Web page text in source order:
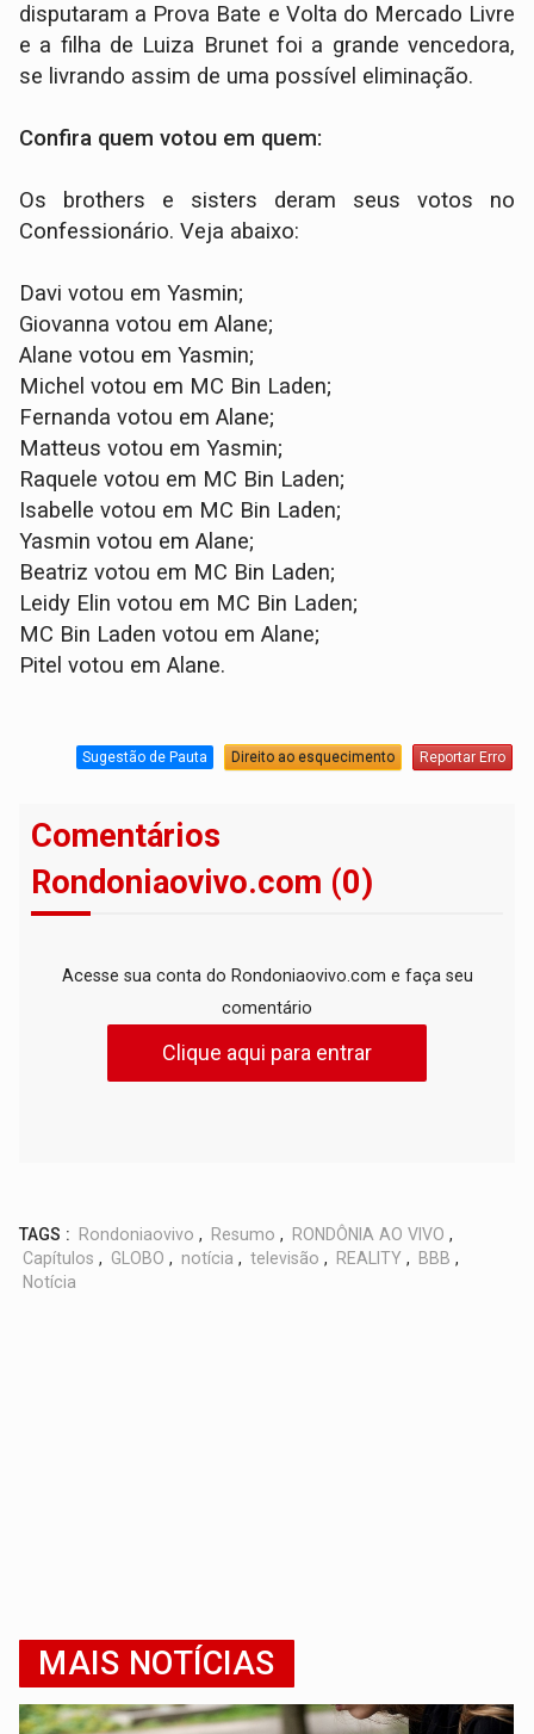
disputaram a Prova Bate e Volta do Mercado Livre
e a filha de Luiza Brunet foi a grande vencedora,
se livrando assim de uma possível eliminação.
Confira quem votou em quem:
Os brothers e sisters deram seus votos no
Confessionário. Veja abaixo:
Davi votou em Yasmin;
Giovanna votou em Alane;
Alane votou em Yasmin;
Michel votou em MC Bin Laden;
Fernanda votou em Alane;
Matteus votou em Yasmin;
Raquele votou em MC Bin Laden;
Isabelle votou em MC Bin Laden;
Yasmin votou em Alane;
Beatriz votou em MC Bin Laden;
Leidy Elin votou em MC Bin Laden;
MC Bin Laden votou em Alane;
Pitel votou em Alane.
Sugestão de Pauta Direito ao esquecimento Reportar Erro
Comentários
Rondoniaovivo.com (0)
Acesse sua conta do Rondoniaovivo.com e faça seu
comentário
Clique aqui para entrar
TAGS : Rondoniaovivo , Resumo , RONDÔNIA AO VIVO ,
Capítulos , GLOBO , notícia , televisão , REALITY , BBB ,
Notícia
MAIS NOTÍCIAS